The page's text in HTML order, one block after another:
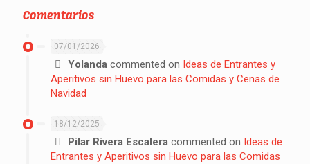
Comentarios
07/01/2026
Yolanda commented on Ideas de Entrantes y
Aperitivos sin Huevo para las Comidas y Cenas de
Navidad
18/12/2025
Pilar Rivera Escalera commented on Ideas de
Entrantes y Aperitivos sin Huevo para las Comidas